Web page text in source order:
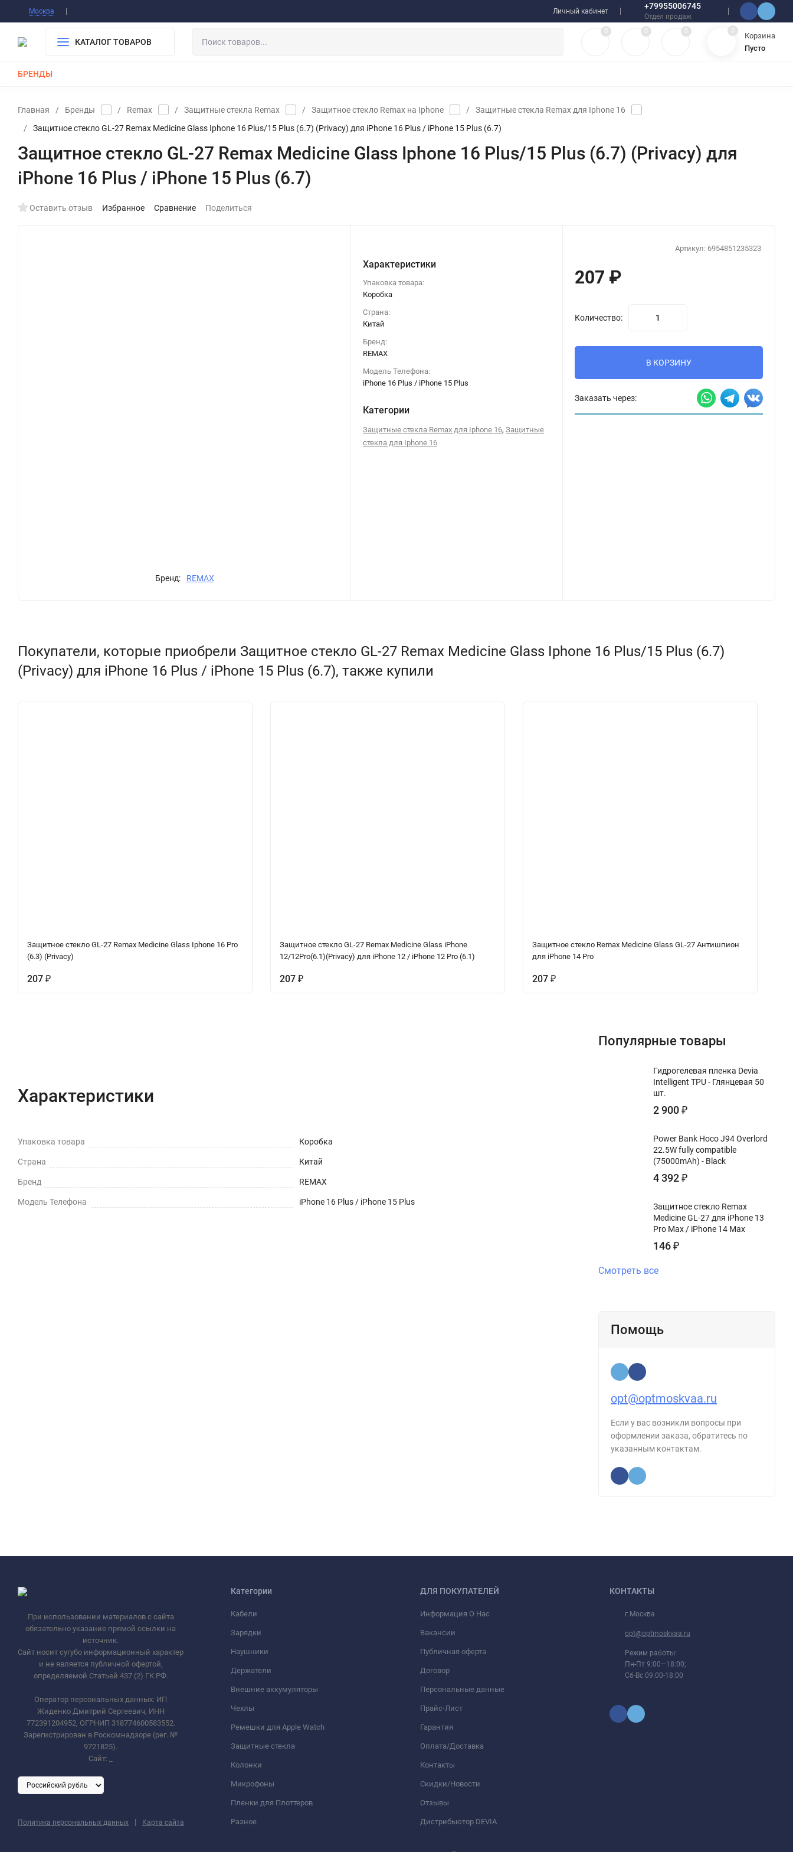
Москва Личный кабинет
+79955006745
Отдел продаж
КАТАЛОГ ТОВАРОВ
0 0 0 0
Корзина
Пусто
БРЕНДЫ
Главная / Бренды / Remax / Защитные стекла Remax / Защитное стекло Remax на Iphone /
Защитные стекла Remax для Iphone 16
/
Защитное стекло GL-27 Remax Medicine Glass Iphone 16 Plus/15 Plus (6.7) (Privacy) для iPhone 16 Plus / iPhone 15 Plus (6.7)
Защитное стекло GL-27 Remax Medicine Glass Iphone 16 Plus/15 Plus (6.7) (Privacy) для
iPhone 16 Plus / iPhone 15 Plus (6.7)
Оставить отзыв Избранное Сравнение Поделиться
Бренд: REMAX
Характеристики
Упаковка товара:
Коробка
Страна:
Китай
Бренд:
REMAX
Модель Телефона:
iPhone 16 Plus / iPhone 15 Plus
Категории
Защитные стекла Remax для Iphone 16,Защитные
стекла для Iphone 16
Артикул: 6954851235323
207 ₽
Количество:
В КОРЗИНУ
Заказать через:
Покупатели, которые приобрели Защитное стекло GL-27 Remax Medicine Glass Iphone 16 Plus/15 Plus (6.7)
(Privacy) для iPhone 16 Plus / iPhone 15 Plus (6.7), также купили
Защитное стекло GL-27 Remax Medicine Glass Iphone 16 Pro
(6.3) (Privacy)
207 ₽
Защитное стекло GL-27 Remax Medicine Glass iPhone
12/12Pro(6.1)(Privacy) для iPhone 12 / iPhone 12 Pro (6.1)
207 ₽
Защитное стекло Remax Medicine Glass GL-27 Антишпион
для iPhone 14 Pro
207 ₽
Характеристики
Упаковка товара Коробка
Страна Китай
Бренд REMAX
Модель Телефона iPhone 16 Plus / iPhone 15 Plus
Популярные товары
Гидрогелевая пленка Devia
Intelligent TPU - Глянцевая 50
шт.
2 900₽
Power Bank Hoco J94 Overlord
22.5W fully compatible
(75000mAh) - Black
4 392₽
Защитное стекло Remax
Medicine GL-27 для iPhone 13
Pro Max / iPhone 14 Max
146₽
Смотреть все
Помощь
opt@optmoskvaa.ru
Если у вас возникли вопросы при
оформлении заказа, обратитесь по
указанным контактам.
При использовании материалов с сайта
обязательно указание прямой ссылки на
источник.
Сайт носит сугубо информационный характер
и не является публичной офертой,
определяемой Статьей 437 (2) ГК РФ.
Оператор персональных данных: ИП
Жиденко Дмитрий Сергеевич, ИНН
772391204952, ОГРНИП 318774600583552.
Зарегистрирован в Роскомнадзоре (рег. №
9721825).
Сайт:
Политика персональных данных | Карта сайта
Категории
Кабели
Зарядки
Наушники
Держатели
Внешние аккумуляторы
Чехлы
Ремешки для Apple Watch
Защитные стекла
Колонки
Микрофоны
Пленки для Плоттеров
Разное
ДЛЯ ПОКУПАТЕЛЕЙ
Информация О Нас
Вакансии
Публичная оферта
Договор
Персональные данные
Прайс-Лист
Гарантия
Оплата/Доставка
Контакты
Скидки/Новости
Отзывы
Дистрибьютор DEVIA
КОНТАКТЫ
г.Москва
opt@optmoskvaa.ru
Режим работы:
Пн-Пт 9:00—18:00;
Сб-Вс 09:00-18:00